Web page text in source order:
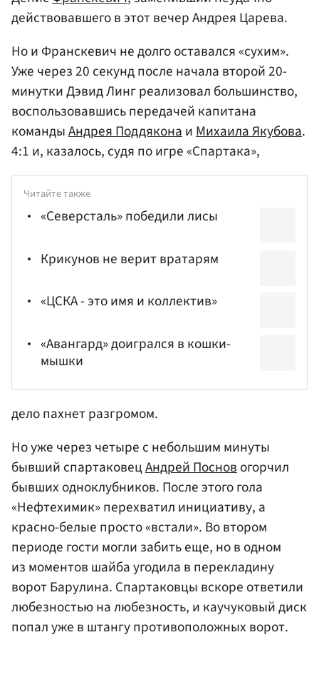
действовавшего в этот вечер Андрея Царева.
Но и Франскевич не долго оставался «сухим».
Уже через 20 секунд после начала второй 20-
минутки Дэвид Линг реализовал большинство,
воспользовавшись передачей капитана
командыАндрея ПоддяконаиМихаила Якубова.
4:1 и, казалось, судя по игре «Спартака»,
Читайте также
«Северсталь» победили лисы
Крикунов не верит вратарям
«ЦСКА - это имя и коллектив»
«Авангард» доигрался в кошки-
мышки
дело пахнет разгромом.
Но уже через четыре с небольшим минуты
бывший спартаковецАндрей Посновогорчил
бывших одноклубников. После этого гола
«Нефтехимик» перехватил инициативу, а
красно-белые просто «встали». Во втором
периоде гости могли забить еще, но в одном
из моментов шайба угодила в перекладину
ворот Барулина. Спартаковцы вскоре ответили
любезностью на любезность, и каучуковый диск
попал уже в штангу противоположных ворот.